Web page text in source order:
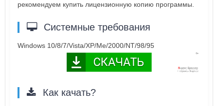
рекомендуем купить лицензионную копию программы.
Системные требования
Windows 10/8/7/Vista/XP/Me/2000/NT/98/95
Как качать?